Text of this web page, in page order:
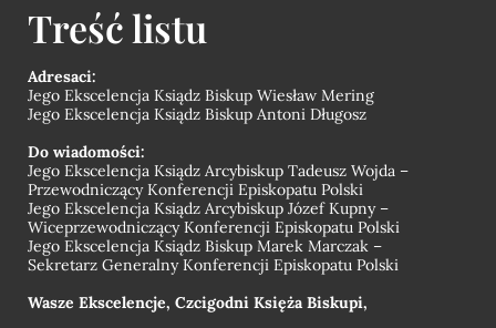
Treść listu
Adresaci:
Jego Ekscelencja Ksiądz Biskup Wiesław Mering
Jego Ekscelencja Ksiądz Biskup Antoni Długosz
Do wiadomości:
Jego Ekscelencja Ksiądz Arcybiskup Tadeusz Wojda –
PrzewodniczącyKonferencji Episkopatu Polski
Jego Ekscelencja Ksiądz Arcybiskup Józef Kupny –
WiceprzewodniczącyKonferencji Episkopatu Polski
Jego Ekscelencja Ksiądz Biskup Marek Marczak –
Sekretarz GeneralnyKonferencji Episkopatu Polski
Wasze Ekscelencje, Czcigodni Księża Biskupi,